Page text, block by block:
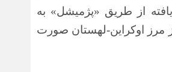
از طریق «پژمیشل» به
اوکراین-لهستان صورت